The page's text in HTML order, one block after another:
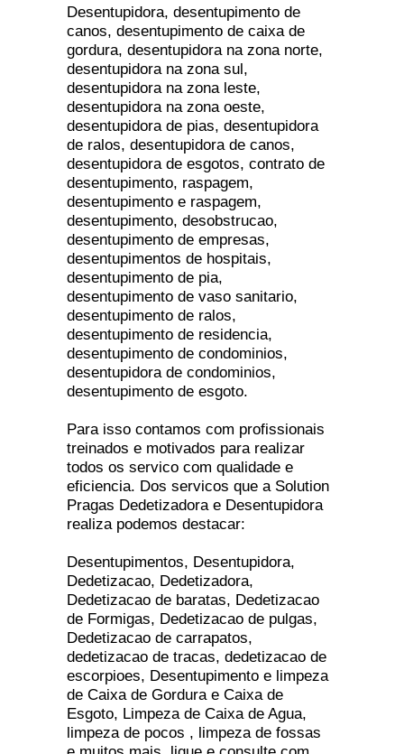
Desentupidora, desentupimento de
canos, desentupimento de caixa de
gordura, desentupidora na zona norte,
desentupidora na zona sul,
desentupidora na zona leste,
desentupidora na zona oeste,
desentupidora de pias, desentupidora
de ralos, desentupidora de canos,
desentupidora de esgotos, contrato de
desentupimento, raspagem,
desentupimento e raspagem,
desentupimento, desobstrucao,
desentupimento de empresas,
desentupimentos de hospitais,
desentupimento de pia,
desentupimento de vaso sanitario,
desentupimento de ralos,
desentupimento de residencia,
desentupimento de condominios,
desentupidora de condominios,
desentupimento de esgoto.
Para isso contamos com profissionais
treinados e motivados para realizar
todos os servico com qualidade e
eficiencia. Dos servicos que a Solution
Pragas Dedetizadora e Desentupidora
realiza podemos destacar:
Desentupimentos, Desentupidora,
Dedetizacao, Dedetizadora,
Dedetizacao de baratas, Dedetizacao
de Formigas, Dedetizacao de pulgas,
Dedetizacao de carrapatos,
dedetizacao de tracas, dedetizacao de
escorpioes, Desentupimento e limpeza
de Caixa de Gordura e Caixa de
Esgoto, Limpeza de Caixa de Agua,
limpeza de pocos , limpeza de fossas